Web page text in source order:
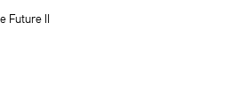
Future II